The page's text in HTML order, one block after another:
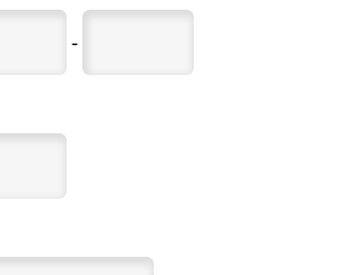
-